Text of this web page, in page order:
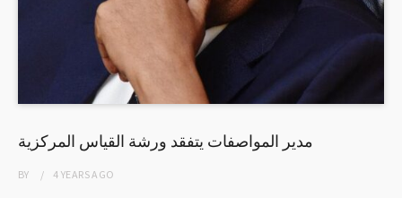
مدير المواصفات يتفقد ورشة القياس المركزية
BY 4 YEARSAGO